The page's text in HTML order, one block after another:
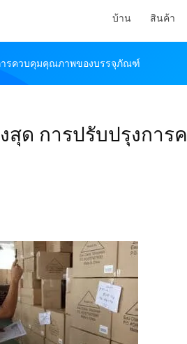
บ้าน สินค้า
ารควบคุมคุณภาพของบรรจุภัณฑ์
สุด การปรับปรุงกา